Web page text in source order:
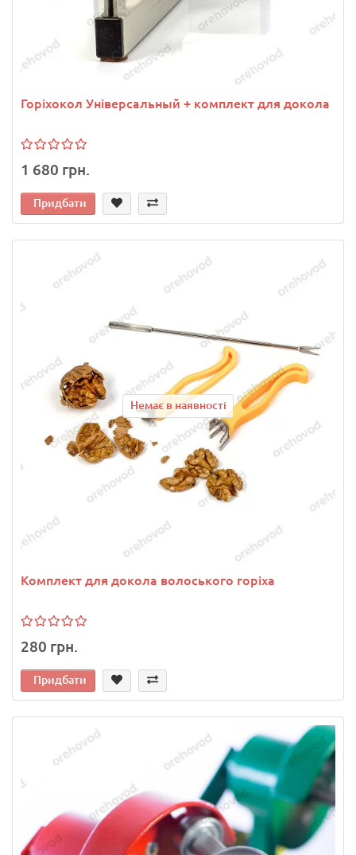
Горіхокол Універсальный + комплект для докола
1 680 грн.
Придбати
Немає в наявності
Комплект для докола волоського горіха
280 грн.
Придбати